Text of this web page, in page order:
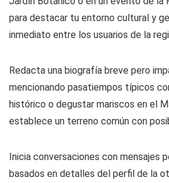
para destacar tu entorno cultural y
inmediato entre los usuarios de la
Redacta una biografía breve pero
mencionando pasatiempos típicos
histórico o degustar mariscos en el
establece un terreno común con
Inicia conversaciones con mensajes
basados en detalles del perfil de la